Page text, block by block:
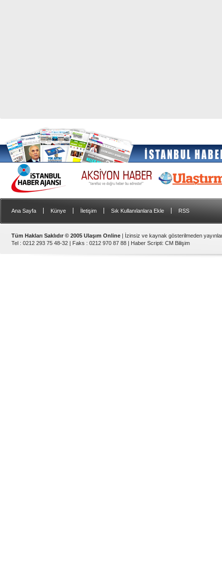
Ana Sayfa Künye İletişim Sık Kullanılanlara Ekle RSS
Tüm Hakları Saklıdır © 2005 Ulaşım Online | İzinsiz ve kaynak gösterilmeden
Tel : 0212 293 75 48-32 | Faks : 0212 970 87 88 | Haber Scripti: CM Bilişim